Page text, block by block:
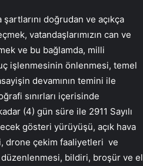
doğrudan ve açıkça
vatandaşlarımızın can ve
ve bu bağlamda, milli
işlenmesinin önlenmesi, temel
devamının temini ile
sınırları içerisinde
(4) gün süre ile 2911 Sayılı
gösteri yürüyüşü, açık hava
drone çekim faaliyetleri ve
düzenlenmesi, bildiri, broşür ve el